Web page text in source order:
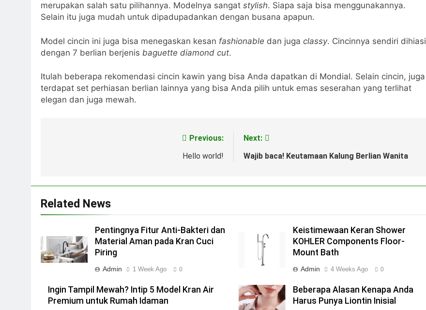
merupakan salah satu pilihannya. Modelnya sangat stylish. Siapa saja bisa menggunakannya.
Selain itu juga mudah untuk dipadupadankan dengan busana apapun.
Model cincin ini juga bisa menegaskan kesan fashionable dan juga classy. Cincinnya sendiri dihiasi
dengan 7 berlian berjenis baguette diamond cut.
Itulah beberapa rekomendasi cincin kawin yang bisa Anda dapatkan di Mondial. Selain cincin, juga
terdapat set perhiasan berlian lainnya yang bisa Anda pilih untuk emas seserahan yang terlihat
elegan dan juga mewah.
Previous:
Hello world!
Next:
Wajib baca! Keutamaan Kalung Berlian Wanita
Related News
Pentingnya Fitur Anti-Bakteri dan
Material Aman pada Kran Cuci
Piring
Admin 1 Week Ago 0
Keistimewaan Keran Shower
KOHLER Components Floor-
Mount Bath
Admin 4 Weeks Ago 0
Ingin Tampil Mewah? Intip 5 Model Kran Air
Premium untuk Rumah Idaman
Beberapa Alasan Kenapa Anda
Harus Punya Liontin Inisial